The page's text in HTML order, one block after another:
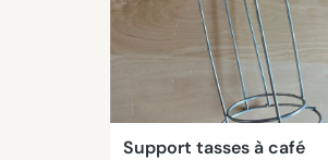
Support tasses à café